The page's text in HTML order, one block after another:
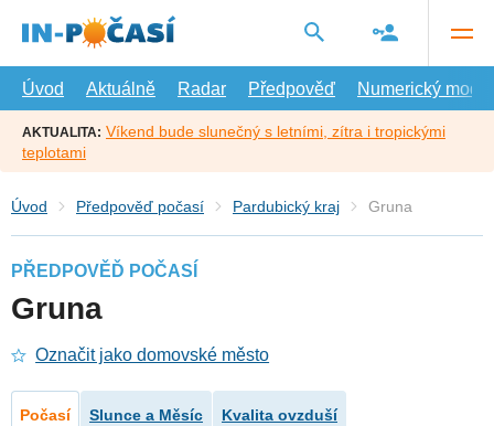
hlavní
Úvod
Aktuálně Radar Předpověď Numerický model
AKTUALITA: Víkend bude slunečný s letními, zítra i tropickými
teplotami
Úvod Předpověď počasí Pardubický kraj Gruna
PŘEDPOVĚĎ POČASÍ
Gruna
Označit jako domovské město
Počasí Slunce a Měsíc Kvalita ovzduší